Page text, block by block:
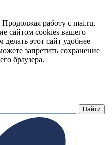
работу с mai.ru,
сайтом cookies вашего
этот сайт удобнее
запретить сохранение
браузера.